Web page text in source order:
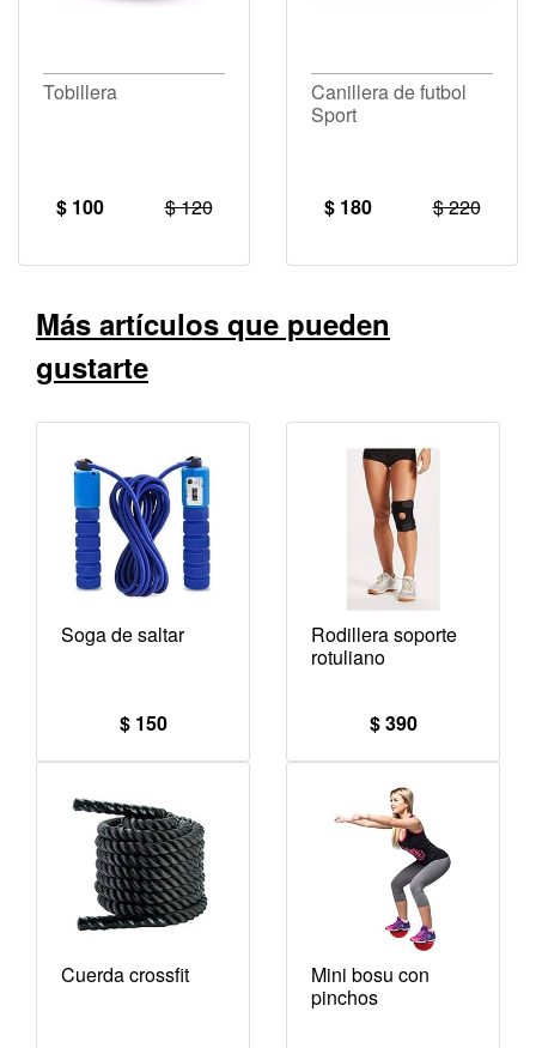
Tobillera
$ 100 $ 120
Canillera de futbol
Sport
$ 180 $ 220
Más artículos que pueden
gustarte
Soga de saltar
$ 150
Rodillera soporte
rotuliano
$ 390
Cuerda crossfit
Mini bosu con
pinchos